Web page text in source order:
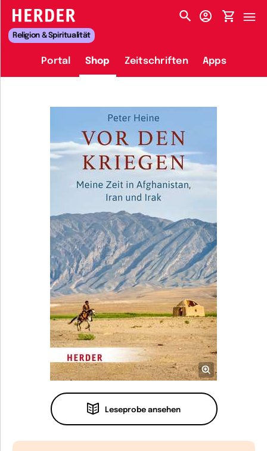
HERDER-MENÜ
Religion & Spiritualität
Portal Shop Zeitschriften Apps
Leseprobe ansehen